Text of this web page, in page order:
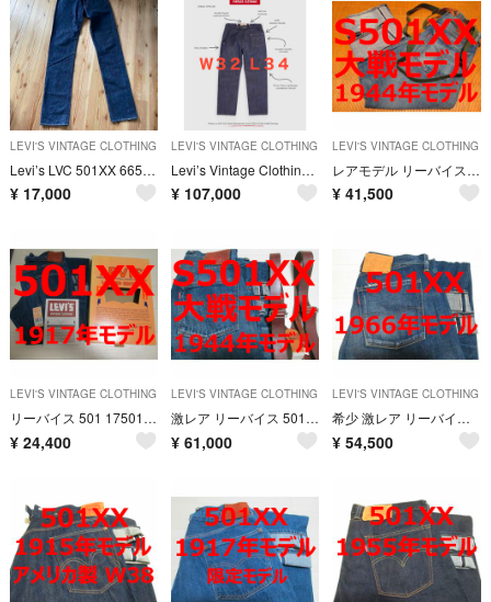
LEVI'S VINTAGE CLOTHING
Levi’s LVC 501XX 66501 赤耳 BIG E W28 濃紺
¥ 17,000
LEVI'S VINTAGE CLOTHING
Levi’s Vintage Clothing 1870S NEVADA
¥ 107,000
LEVI'S VINTAGE CLOTHING
レアモデル リーバイス 501 44501 1944年モデル 大戦モデル
¥ 41,500
LEVI'S VINTAGE CLOTHING
リーバイス 501 17501 1917年モデル サスペンダー 箱付き
¥ 24,400
LEVI'S VINTAGE CLOTHING
激レア リーバイス 501 44501 1944年モデル 大戦モデル
¥ 61,000
LEVI'S VINTAGE CLOTHING
希少 激レア リーバイス 501 1966年モデル 66501 W34
¥ 54,500